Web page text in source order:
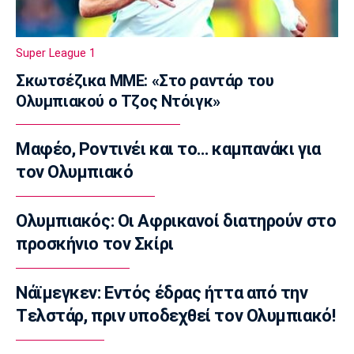
EuroLeague
Αλλαγή σελίδας στη Βιλερμπάν
10:20
Στοίχημα
ΦΩΣ στο Στοίχημα: Άσος και γκολ στο
Τάμπερε
10:05
NBA
Καβαλίερς: Πιθανή η ανταλλαγή του Σρέντερ
Super League 1
Κηφισιά: Ισόπαλο 2-2 το φιλικό με τον
ΑΠΟΕΛ
09:35
Τηλεόραση
Super League 1
Σκωτσέζικα ΜΜΕ: «Στο ραντάρ του
Ολυμπιακού ο Τζος Ντόιγκ»
Μαφέο, Ροντινέι και το… καμπανάκι για
τον Ολυμπιακό
Ολυμπιακός: Οι Αφρικανοί διατηρούν στο
προσκήνιο τον Σκίρι
Νάϊμεγκεν: Εντός έδρας ήττα από την
Tελστάρ, πριν υποδεχθεί τον Ολυμπιακό!